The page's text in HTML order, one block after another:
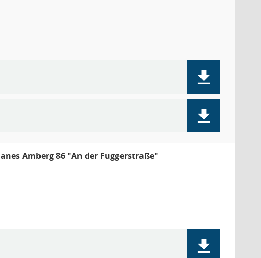
Amberg 86 "An der Fuggerstraße"